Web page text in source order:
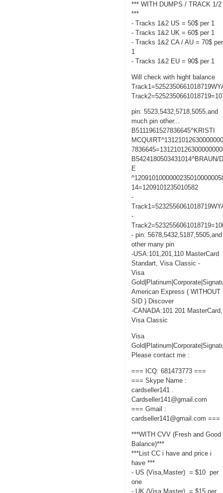
*** WITH DUMPS / TRACK 1/2
***
- Tracks 1&2 US = 50$ per 1
- Tracks 1&2 UK = 60$ per 1
- Tracks 1&2 CA / AU = 70$ per
1
- Tracks 1&2 EU = 90$ per 1
Will check with hight balance
pin: 5523,5432,5718,5055,and
much pin other...
B5111961527836645^KRISTI
B5424180503431014^BRAUN/
E
14=1209101235010582
-
-
- pin: 5678,5432,5187,5505,and
other many pin
-USA:101,201,110 MasterCard
Standart, Visa Classic -
Visa
American Express ( WITHOUT
SID ) Discover
-CANADA:101 201 MasterCard,
Visa Classic
Visa
Please contact me :
=== ICQ: 681473773 ===
=== Skype Name :
cardseller141 .
Cardseller141@gmail.com
=== Gmail :
cardseller141@gmail.com ===
***WITH CVV (Fresh and Good
Balance)***
***List CC i have and price i
have ***
- US (Visa,Master) = $10 per
one
- UK (Visa,Master) = $15 per